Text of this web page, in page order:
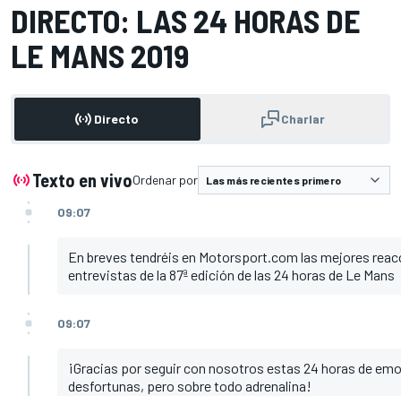
DIRECTO: LAS 24 HORAS DE
LE MANS 2019
Directo Charlar
Texto en vivoOrdenar por
09:07
En breves tendréis en Motorsport.com las mejores
entrevistas de la 87ª edición de las 24 horas de Le Mans
09:07
¡Gracias por seguir con nosotros estas 24 horas de
desfortunas, pero sobre todo adrenalina!